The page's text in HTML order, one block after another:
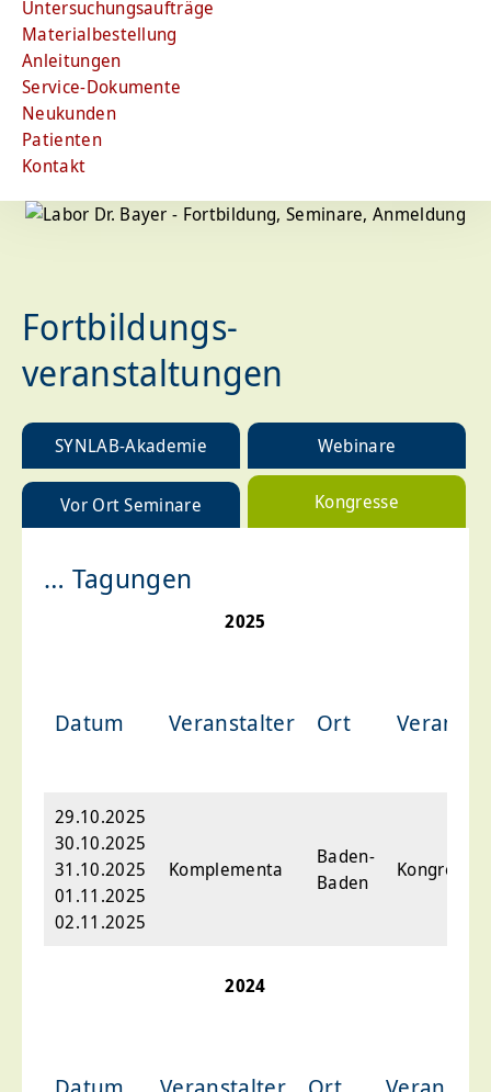
Untersuchungsaufträge
Materialbestellung
Anleitungen
Service-Dokumente
Neukunden
Patienten
Kontakt
Fortbildungs­
veranstaltungen
SYNLAB-Akademie Webinare
Vor Ort Seminare Kongresse
… Tagungen
2025
Datum Veranstalter Ort
29.10.2025
30.10.2025
31.10.2025
01.11.2025
02.11.2025
Komplementa
Baden-
Baden
2024